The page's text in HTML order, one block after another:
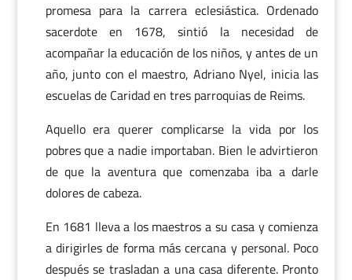
promesa para la carrera eclesiástica. Ordenado
sacerdote en 1678, sintió la necesidad de
acompañar la educación de los niños, y antes de un
año, junto con el maestro, Adriano Nyel, inicia las
escuelas de Caridad en tres parroquias de Reims.
Aquello era querer complicarse la vida por los
pobres que a nadie importaban. Bien le advirtieron
de que la aventura que comenzaba iba a darle
dolores de cabeza.
En 1681 lleva a los maestros a su casa y comienza
a dirigirles de forma más cercana y personal. Poco
después se trasladan a una casa diferente. Pronto